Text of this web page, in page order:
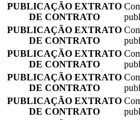
PUBLICAÇÃO EXTRATO
DE CONTRATO
PUBLICAÇÃO EXTRATO
DE CONTRATO
PUBLICAÇÃO EXTRATO
DE CONTRATO
PUBLICAÇÃO EXTRATO
DE CONTRATO
PUBLICAÇÃO EXTRATO
DE CONTRATO